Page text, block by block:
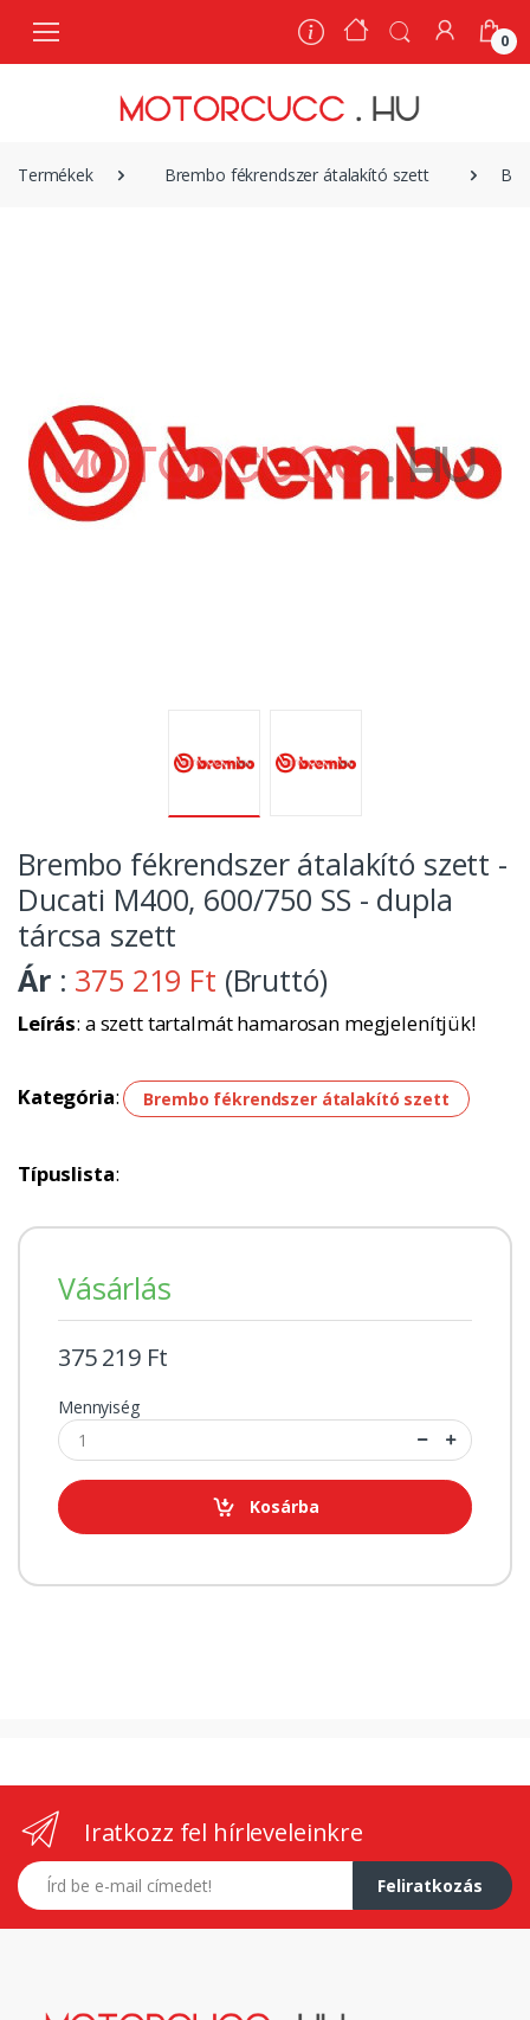
0
Termékek Brembo fékrendszer átalakító szett
Brembo fékrendszer átalakító szett -
Ducati M400, 600/750 SS - dupla
tárcsa szett
Ár : 375 219 Ft (Bruttó)
Leírás: a szett tartalmát hamarosan megjelenítjük!
Kategória: Brembo fékrendszer átalakító szett
Típuslista:
Vásárlás
375 219 Ft
Mennyiség
Kosárba
Iratkozz fel hírleveleinkre
E-mail címed
Feliratkozás
0